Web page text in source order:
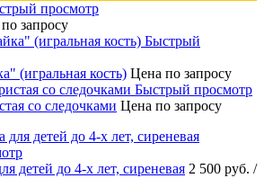
просмотр
запросу
Быстрый
(игральная кость) Цена по запросу
Быстрый просмотр
со следочками Цена по запросу
детей до 4-х лет, сиреневая 2 500 руб. /